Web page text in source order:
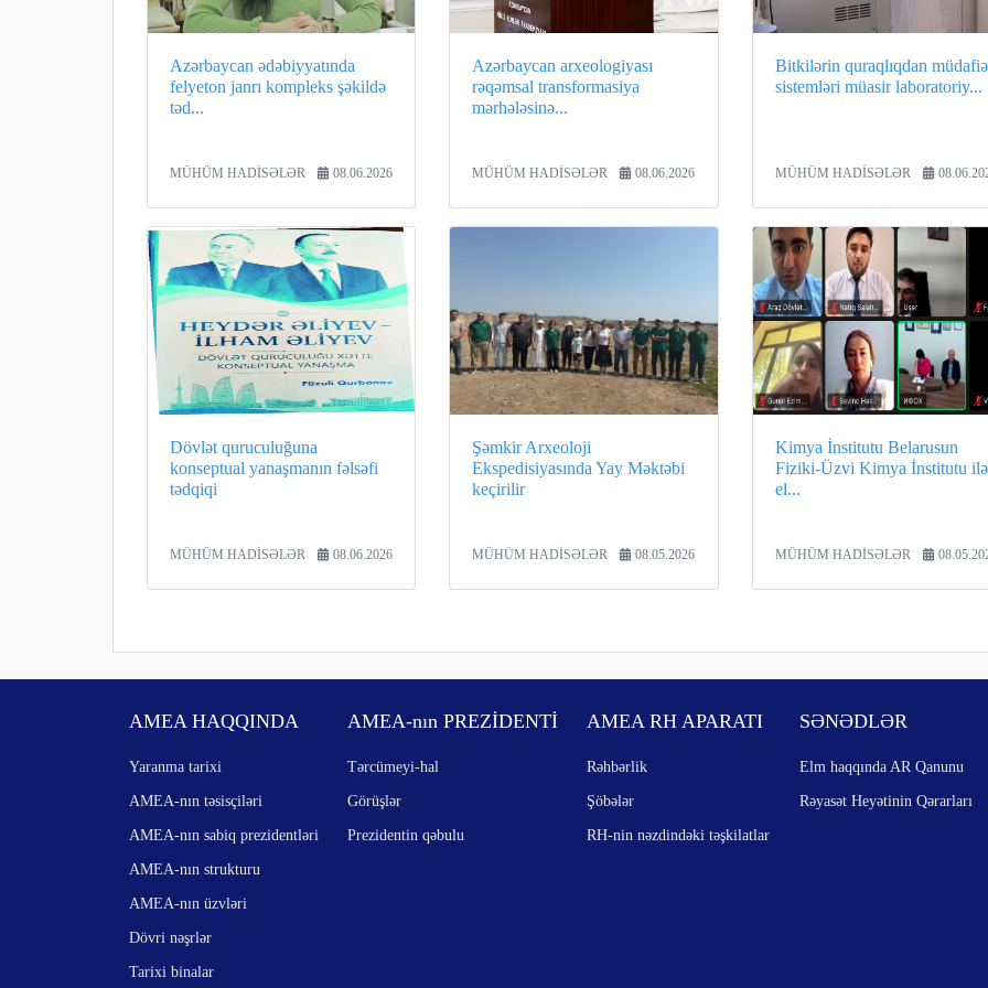
Azərbaycan ədəbiyyatında
felyeton janrı kompleks şəkildə
təd...
MÜHÜM HADİSƏLƏR 08.06.2026
Azərbaycan arxeologiyası
rəqəmsal transformasiya
mərhələsinə...
MÜHÜM HADİSƏLƏR 08.06.2026
Bitkilərin quraqlıqdan müdafiə
sistemləri müasir laboratoriy...
MÜHÜM HADİSƏLƏR
Dövlət quruculuğuna
konseptual yanaşmanın fəlsəfi
tədqiqi
MÜHÜM HADİSƏLƏR 08.06.2026
Şəmkir Arxeoloji
Ekspedisiyasında Yay Məktəbi
keçirilir
MÜHÜM HADİSƏLƏR 08.05.2026
Kimya İnstitutu Belarusun
Fiziki-Üzvi Kimya İnstitutu ilə
el...
MÜHÜM HADİSƏLƏR
AMEA HAQQINDA
Yaranma tarixi
AMEA-nın təsisçiləri
AMEA-nın sabiq prezidentləri
AMEA-nın strukturu
AMEA-nın üzvləri
Dövri nəşrlər
Tarixi binalar
AMEA-nın PREZİDENTİ
Tərcümeyi-hal
Görüşlər
Prezidentin qəbulu
AMEA RH APARATI
Rəhbərlik
Şöbələr
RH-nin nəzdindəki təşkilatlar
SƏNƏDLƏR
Elm haqqında AR Qanunu
Rəyasət Heyətinin Qərarları